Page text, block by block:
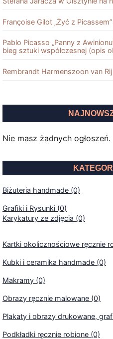
Françoise Gilot „Żyć z
Pablo Picasso „Panny z
bieg sztuki współczesnej (opis
Rembrandt Harmenszoon van
Nie masz żadnych ogłoszeń.
Biżuteria handmade (0)
Grafiki i Rysunki (0)
Karykatury ze zdjęcia (0)
Kartki okolicznościowe ręcznie
Kubki i ceramika handmade (0)
Makramy (0)
Obrazy ręcznie malowane (0)
Plakaty i obrazy drukowane,
Podkładki ręcznie robione (0)